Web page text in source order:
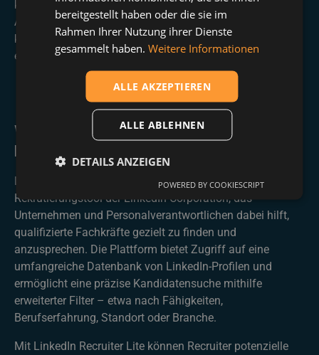
kostenloses Tool ist. Er gehört zu den Premium-
Angeboten von LinkedIn und erfordert ein
kostenpflichtiges Abonnement, das sich jedoch durch die
erweiterten Funktionen schnell bezahlt macht.
Was ist LinkedIn Recruiter Lite?
Effiziente Rekrutierung mit LinkedIn
LinkedIn Recruiter Lite ist ein professionelles
Rekrutierungstool der LinkedIn Corporation, das
Unternehmen und Personalverantwortlichen dabei hilft,
qualifizierte Fachkräfte gezielt zu finden und
anzusprechen. Die Plattform bietet Zugriff auf eine
umfangreiche Datenbank von LinkedIn-Profilen und
ermöglicht eine präzise Kandidatensuche mithilfe
erweiterter Filter – etwa nach Fähigkeiten,
Berufserfahrung, Standort oder Branche.
Mit LinkedIn Recruiter Lite können Recruiter potenzielle
bereitgestellt haben oder die sie im
Rahmen Ihrer Nutzung ihrer Dienste
gesammelt haben.Weitere Informationen
ALLE AKZEPTIEREN
ALLE ABLEHNEN
DETAILS ANZEIGEN
POWERED BY COOKIESCRIPT